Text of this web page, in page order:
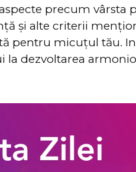
precum vârsta
și alte criterii
pentru micuțul tău.
dezvoltarea